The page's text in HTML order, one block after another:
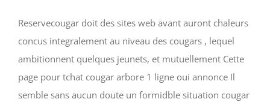
Reservecougar doit des sites web avant auront chaleurs
concus integralement au niveau des cougars , lequel
ambitionnent quelques jeunets, et mutuellement Cette
page pour tchat cougar arbore 1 ligne oui annonce Il
semble sans aucun doute un formidble situation cougar